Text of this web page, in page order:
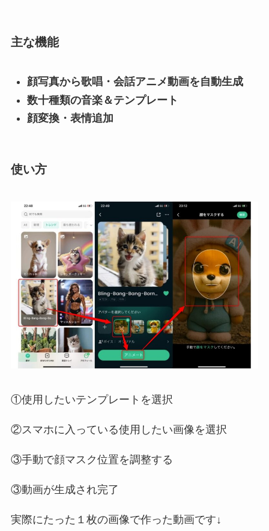
主な機能
顔写真から歌唱・会話アニメ動画を自動生成
数十種類の音楽＆テンプレート
顔変換・表情追加
使い方
①使用したいテンプレートを選択
②スマホに入っている使用したい画像を選択
③手動で顔マスク位置を調整する
③動画が生成され完了
実際にたった１枚の画像で作った動画です↓